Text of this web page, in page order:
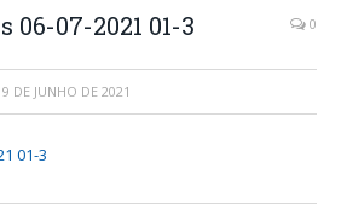
06-07-2021 01-3 0
9 DE JUNHO DE 2021
01-3